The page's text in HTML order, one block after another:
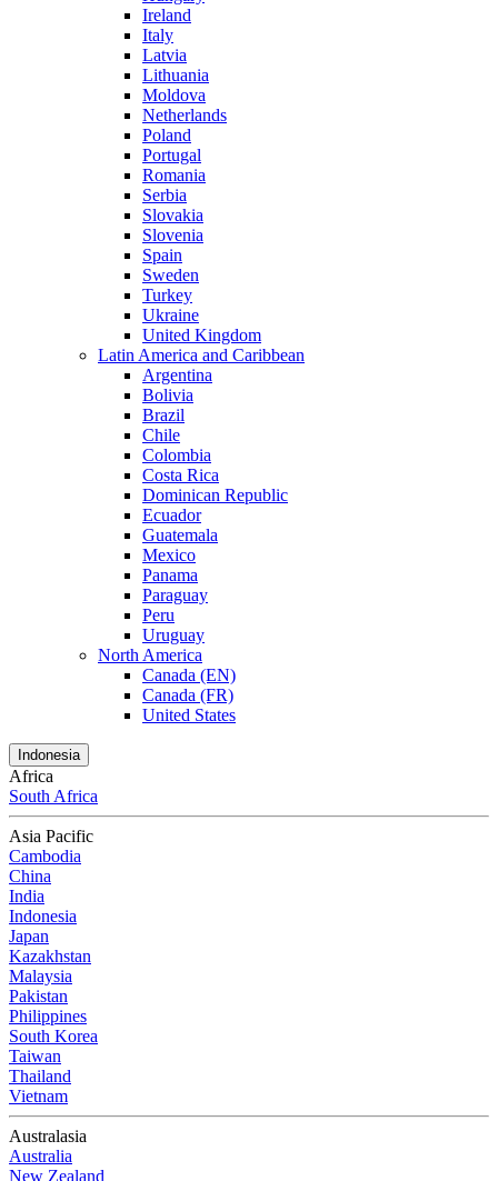
Ireland
Italy
Latvia
Lithuania
Moldova
Netherlands
Poland
Portugal
Romania
Serbia
Slovakia
Slovenia
Spain
Sweden
Turkey
Ukraine
United Kingdom
Latin America and Caribbean
Argentina
Bolivia
Brazil
Chile
Colombia
Costa Rica
Dominican Republic
Ecuador
Guatemala
Mexico
Panama
Paraguay
Peru
Uruguay
North America
Canada (EN)
Canada (FR)
United States
Indonesia
Africa
South Africa
Asia Pacific
Cambodia
China
India
Indonesia
Japan
Kazakhstan
Malaysia
Pakistan
Philippines
South Korea
Taiwan
Thailand
Vietnam
Australasia
Australia
New Zealand